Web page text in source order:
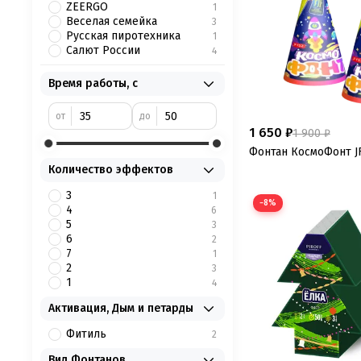
1 650 ₽1 900 ₽
Фонтан КосмоФонт
−8%
ZEERGO 1
Веселая семейка 3
Русская пиротехника 1
Салют России 4
Время работы, с
от до
Количество эффектов
3
1
4 6
5 3
6 2
7 1
2 3
1 4
Активация, Дым и петарды
Фитиль
2